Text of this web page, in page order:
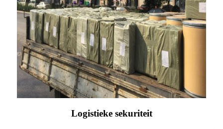
Logistieke sekuriteit